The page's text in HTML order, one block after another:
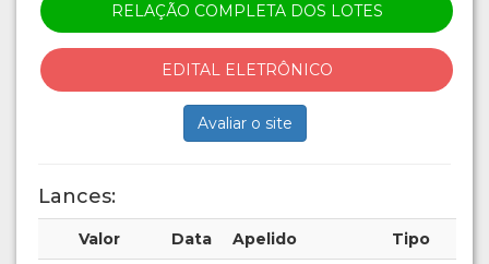
RELAÇÃO COMPLETA DOS LOTES
EDITAL ELETRÔNICO
Avaliar o site
Lances:
Valor Data Apelido Tipo